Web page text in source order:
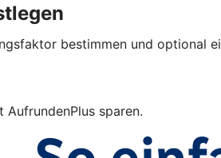
bestimmen und optional
sparen.